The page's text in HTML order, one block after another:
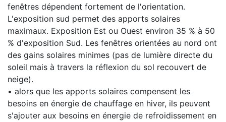
fenêtres dépendent fortement de l'orientation.
L'exposition sud permet des apports solaires
maximaux. Exposition Est ou Ouest environ 35 % à 50
% d'exposition Sud. Les fenêtres orientées au nord ont
des gains solaires minimes (pas de lumière directe du
soleil mais à travers la réflexion du sol recouvert de
neige).
• alors que les apports solaires compensent les
besoins en énergie de chauffage en hiver, ils peuvent
s'ajouter aux besoins en énergie de refroidissement en